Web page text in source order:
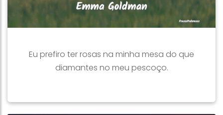
Eu prefiro ter rosas na minha mesa do que
diamantes no meu pescoço.